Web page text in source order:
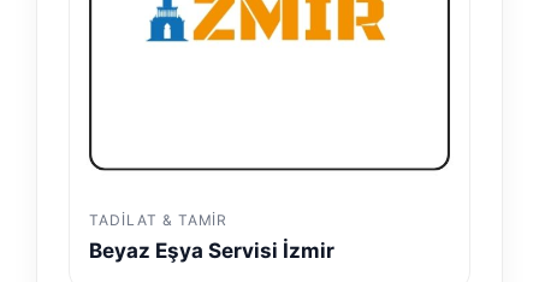
TADILAT & TAMIR
Beyaz Eşya Servisi İzmir